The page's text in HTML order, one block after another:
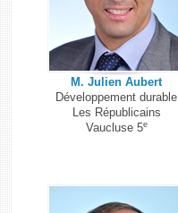
M. Julien Aubert
Développement durable
Les Républicains
Vaucluse 5e